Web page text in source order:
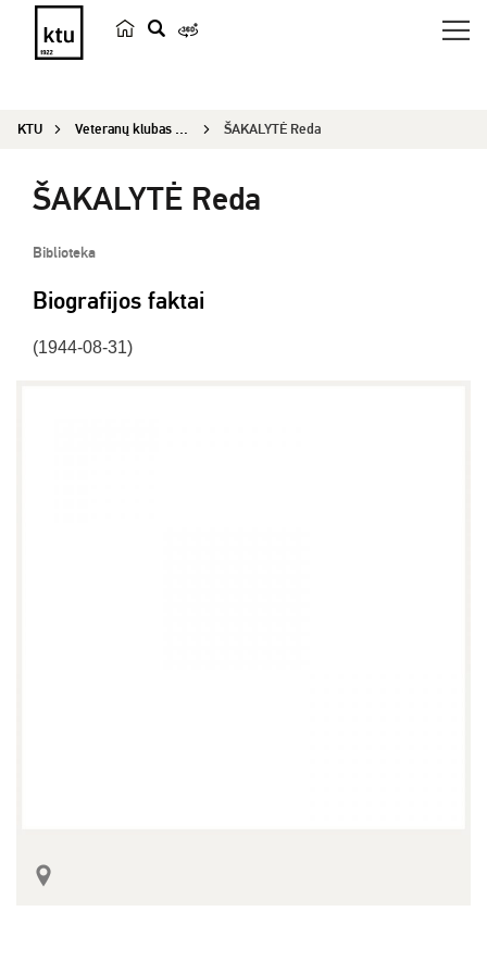
e
k
a
KTU Veteranų klubas „Emeritus“ ŠAKALYTĖ Reda
ŠAKALYTĖ Reda
Biblioteka
Biografijos faktai
(1944-08-31)